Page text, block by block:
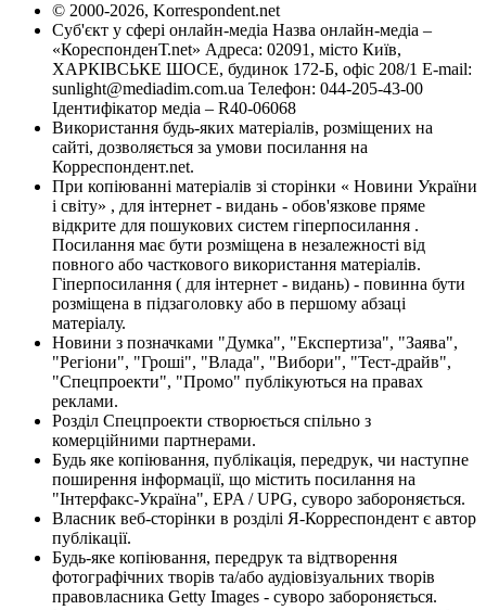
© 2000-2026, Korrespondent.net
Суб'єкт у сфері онлайн-медіа Назва онлайн-медіа –
«КореспонденТ.net» Адреса: 02091, місто Київ,
ХАРКІВСЬКЕ ШОСЕ, будинок 172-Б, офіс 208/1 E-mail:
sunlight@mediadim.com.ua Телефон: 044-205-43-00
Ідентифікатор медіа – R40-06068
Використання будь-яких матеріалів, розміщених на
сайті, дозволяється за умови посилання на
Корреспондент.net.
При копіюванні матеріалів зі сторінки « Новини України
і світу» , для інтернет - видань - обов'язкове пряме
відкрите для пошукових систем гіперпосилання .
Посилання має бути розміщена в незалежності від
повного або часткового використання матеріалів.
Гіперпосилання ( для інтернет - видань) - повинна бути
розміщена в підзаголовку або в першому абзаці
матеріалу.
Новини з позначками "Думка", "Експертиза", "Заява",
"Регіони", "Гроші", "Влада", "Вибори", "Тест-драйв",
"Спецпроекти", "Промо" публікуються на правах
реклами.
Розділ Спецпроекти створюється спільно з
комерційними партнерами.
Будь яке копіювання, публікація, передрук, чи наступне
поширення інформації, що містить посилання на
"Інтерфакс-Україна", EPA / UPG, суворо забороняється.
Власник веб-сторінки в розділі Я-Корреспондент є автор
публікації.
Будь-яке копіювання, передрук та відтворення
фотографічних творів та/або аудіовізуальних творів
правовласника Getty Images - суворо забороняється.